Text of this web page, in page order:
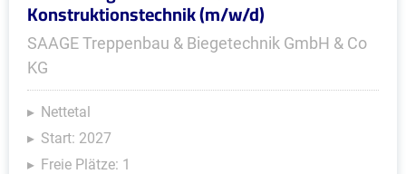
Konstruktionstechnik (m/w/d)
SAAGE Treppenbau & Biegetechnik GmbH & Co
KG
Nettetal
Start: 2027
Freie Plätze: 1